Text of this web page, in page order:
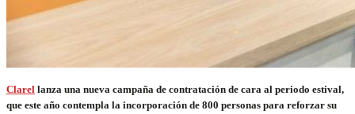
Clarel lanza una nueva campaña de contratación de cara al periodo estival,
que este año contempla la incorporación de 800 personas para reforzar su